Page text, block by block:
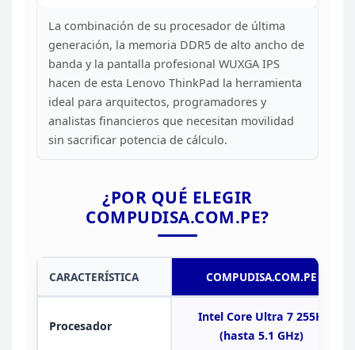
La combinación de su procesador de última
generación, la memoria DDR5 de alto ancho de
banda y la pantalla profesional WUXGA IPS
hacen de esta Lenovo ThinkPad la herramienta
ideal para arquitectos, programadores y
analistas financieros que necesitan movilidad
sin sacrificar potencia de cálculo.
¿POR QUÉ ELEGIR
COMPUDISA.COM.PE?
CARACTERÍSTICA COMPUDISA.COM.PE
Procesador
Intel Core Ultra 7 255H
(hasta 5.1 GHz)